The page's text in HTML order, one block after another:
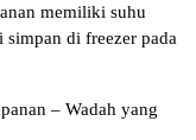
memiliki suhu
di freezer pada
– Wadah yang